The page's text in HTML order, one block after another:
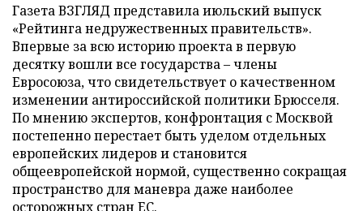
Газета ВЗГЛЯД представила июльский выпуск
«Рейтинга недружественных правительств».
Впервые за всю историю проекта в первую
десятку вошли все государства – члены
Евросоюза, что свидетельствует о качественном
изменении антироссийской политики Брюсселя.
По мнению экспертов, конфронтация с Москвой
постепенно перестает быть уделом отдельных
европейских лидеров и становится
общеевропейской нормой, существенно сокращая
пространство для маневра даже наиболее
осторожных стран ЕС.